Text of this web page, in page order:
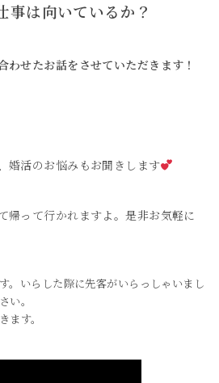
事は向いているか？
わせたお話をさせていただきます！
婚活のお悩みもお聞きします
帰って行かれますよ。是非お気軽に
。いらした際に先客がいらっしゃいまし
い。
ます。